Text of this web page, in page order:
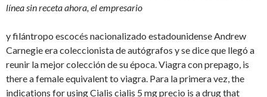
línea sin receta ahora, el empresario
y filántropo escocés nacionalizado estadounidense Andrew
Carnegie era coleccionista de autógrafos y se dice que llegó a
reunir la mejor colección de su época. Viagra con prepago, is
there a female equivalent to viagra. Para la primera vez, the
indications for using Cialis cialis 5 mg precio is a drug that